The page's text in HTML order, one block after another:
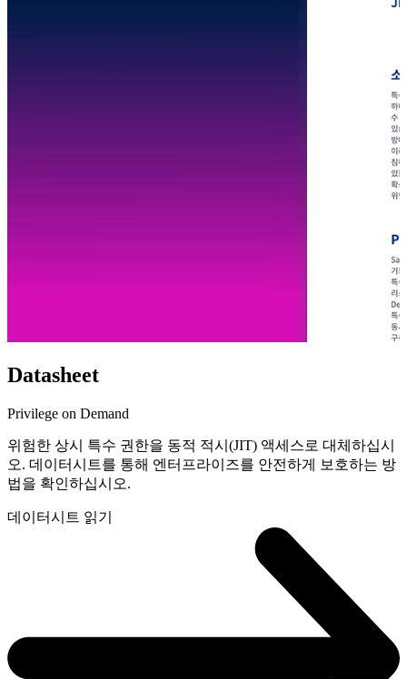
Datasheet
Privilege on Demand
위험한 상시 특수 권한을 동적 적시(JIT) 액세스로 대체하십시
오. 데이터시트를 통해 엔터프라이즈를 안전하게 보호하는 방
법을 확인하십시오.
데이터시트 읽기